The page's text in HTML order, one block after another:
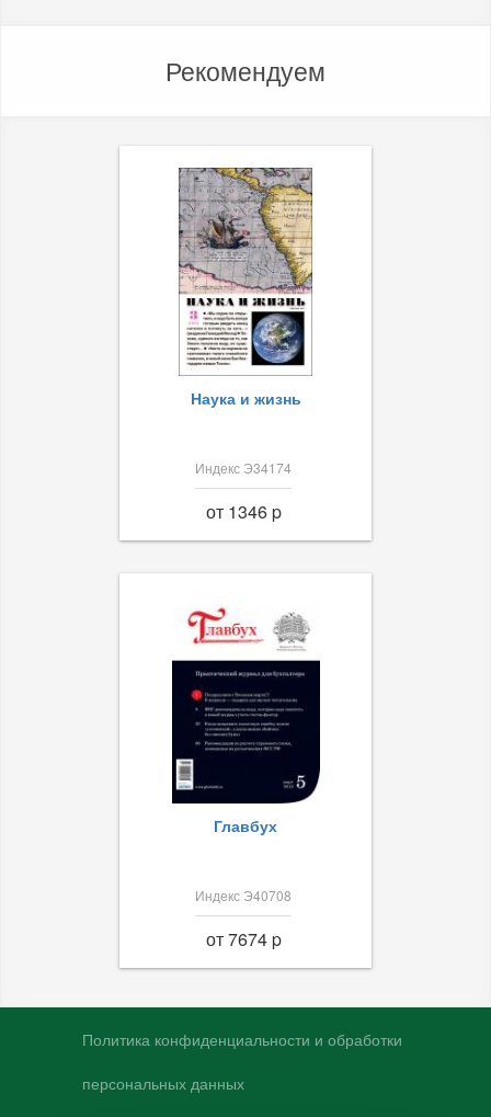
Рекомендуем
Наука и жизнь
Индекс Э34174
от 1346 p
Главбух
Индекс Э40708
от 7674 p
Политика конфиденциальности и обработки
персональных данных